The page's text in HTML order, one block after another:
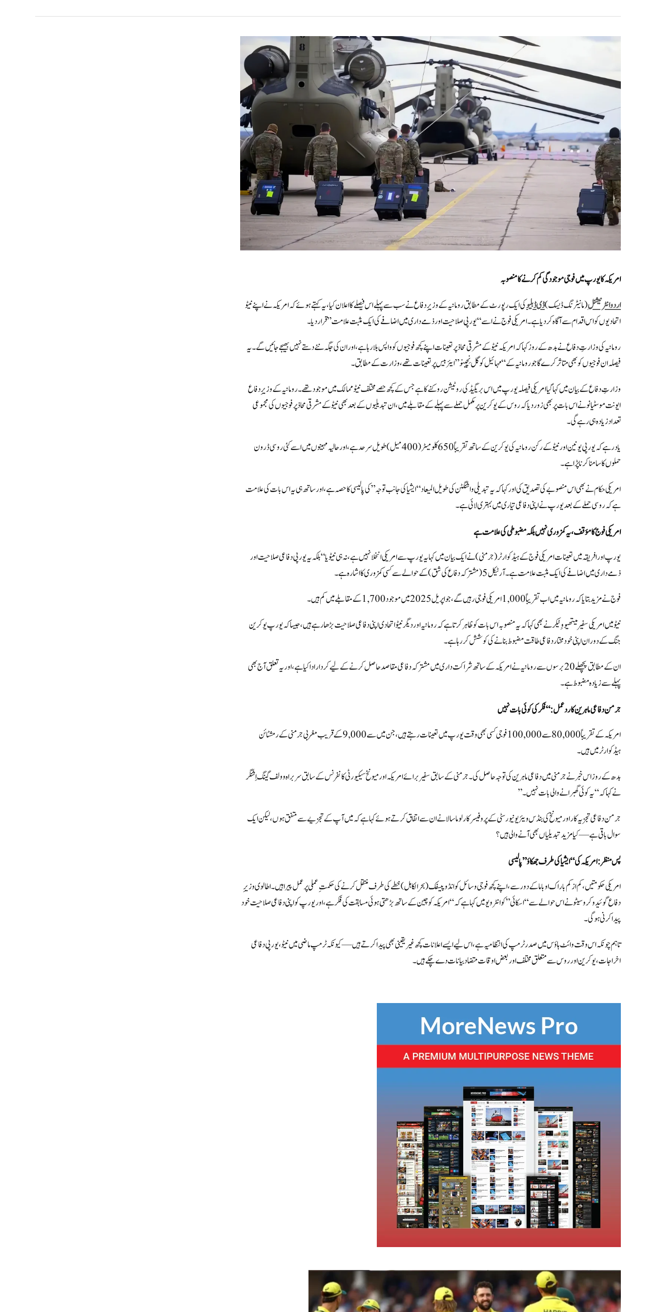
امریکہ کا یورپ میں فوجی موجودگی کم کرنے کا منصوبہ
اردو انٹرنیشنل(مانیٹرنگ ڈیسک)ڈی ڈبلیوکی ایک رپورٹ کے مطابق رومانیہ کے وزیرِ دفاع نے سب سے پہلے اس فیصلے کا اعلان کیا، یہ کہتے ہوئے کہ امریکہ نے اپنے نیٹو
اتحادیوں کو اس اقدام سے آگاہ کر دیا ہے۔ امریکی فوج نے اسے “یورپی صلاحیت اور ذمے داری میں اضافے کی ایک مثبت علامت” قرار دیا۔
رومانیہ کی وزارتِ دفاع نے بدھ کے روز کہا کہ امریکہ نیٹو کے مشرقی محاذ پر تعینات اپنے کچھ فوجیوں کو واپس بلا رہا ہے، اور ان کی جگہ نئے دستے نہیں بھیجے جائیں گے۔یہ
فیصلہ ان فوجیوں کو بھی متاثر کرے گا جو رومانیہ کے “مہائیل کوگل نِچینو” ایئربیس پر تعینات تھے، وزارت کے مطابق۔
وزارتِ دفاع کے بیان میں کہا گیاامریکی فیصلہ یورپ میں اس بریگیڈ کی روٹیشن روکنے کا ہے جس کے کچھ حصے مختلف نیٹو ممالک میں موجود تھے۔رومانیہ کے وزیرِ دفاع
ایونت موسٹیانو نے اس بات پر بھی زور دیا کہ روس کے یوکرین پر مکمل حملے سے پہلے کے مقابلے میں،ان تبدیلیوں کے بعد بھی نیٹو کے مشرقی محاذ پر فوجیوں کی مجموعی
تعداد زیادہ ہی رہے گی۔
یاد رہے کہ یورپی یونین اور نیٹو کے رکن رومانیہ کی یوکرین کے ساتھ تقریباً 650 کلومیٹر (400 میل) طویل سرحد ہے، اور حالیہ مہینوں میں اسے کئی روسی ڈرون
حملوں کا سامنا کرنا پڑا ہے۔
امریکی حکام نے بھی اس منصوبے کی تصدیق کی اور کہا کہ یہ تبدیلی واشنگٹن کی طویل المیعاد “ایشیا کی جانب توجہ” کی پالیسی کا حصہ ہے، اور ساتھ ہی یہ اس بات کی علامت
ہے کہ روسی حملے کے بعد یورپ نے اپنی دفاعی تیاری میں بہتری لائی ہے۔
امریکی فوج کا مؤقف،یہ کمزوری نہیں بلکہ مضبوطی کی علامت ہے
یورپ اور افریقہ میں تعینات امریکی فوج کے ہیڈکوارٹر (جرمنی) نے ایک بیان میں کہایہ یورپ سے امریکی انخلا نہیں ہے، نہ ہی نیٹو یا “بلکہ یہ یورپی دفاعی صلاحیت اور
ذمے داری میں اضافے کی ایک مثبت علامت ہے۔آرٹیکل 5 (مشترکہ دفاع کی شق) کے حوالے سے کسی کمزوری کا اشارہ ہے۔
فوج نے مزید بتایا کہ رومانیہ میں اب تقریباً 1,000 امریکی فوجی رہیں گے، جو اپریل 2025 میں موجود 1,700 کے مقابلے میں کم ہیں۔
نیٹو میں امریکی سفیر میتھیو وِٹیکر نے بھی کہا کہ یہ منصوبہ اس بات کو ظاہر کرتا ہے کہ رومانیہ اور دیگر نیٹو اتحادی اپنی دفاعی صلاحیت بڑھا رہے ہیں، جیسا کہ یورپ یوکرین
جنگ کے دوران اپنی خود مختار دفاعی طاقت مضبوط بنانے کی کوشش کر رہا ہے۔
ان کے مطابق
پچھلے 20 برسوں سے رومانیہ نے امریکہ کے ساتھ شراکت داری میں مشترکہ دفاعی مقاصد حاصل کرنے کے لیے کردار ادا کیا ہے، اور یہ تعلق آج بھی
پہلے سے زیادہ مضبوط ہے۔
جرمن دفاعی ماہرین کا ردعمل: “فکر کی کوئی بات نہیں
امریکہ کے تقریباً 80,000 سے 100,000 فوجی کسی بھی وقت یورپ میں تعینات رہتے ہیں، جن میں سے 9,000 کے قریب مغربی جرمنی کے رمشٹائن
ہیڈکوارٹر میں ہیں۔
بدھ کے روز اس خبر نے جرمنی میں دفاعی ماہرین کی توجہ حاصل کی۔جرمنی کے سابق سفیر برائے امریکہ اور میونخ سیکیورٹی کانفرنس کے سابق سربراہ وولف گینگ اِشنگر
نے کہا کہ “یہ کوئی گھبرانے والی بات نہیں۔”
جرمن دفاعی تجزیہ کار اور میونخ کی بنڈس ویئر یونیورسٹی کے پروفیسر کارلو ماسالا نے ان سے اتفاق کرتے ہوئے کہا ہے کہمیں آپ کے تجزیے سے متفق ہوں، لیکن ایک
سوال باقی ہے — کیا مزید تبدیلیاں بھی آنے والی ہیں؟
پس منظر: امریکہ کی “ایشیا کی طرف جھکاؤ” پالیسی
امریکی حکومتیں، کم از کم باراک اوباما کے دور سے، اپنے کچھ فوجی وسائل کو انڈو پیسفک (بحرالکاہل) خطے کی طرف منتقل کرنے کی حکمتِ عملی پر عمل پیرا ہیں۔اطالوی وزیرِ
دفاع گوئیدو کروسیٹو نے اس حوالے سے “اسکائی” کو انٹرویو میں کہا ہے کہ“امریکہ کو چین کے ساتھ بڑھتی ہوئی مسابقت کی فکر ہے، اور یورپ کو اپنی دفاعی صلاحیت خود
پیدا کرنی ہوگی۔
تاہم چونکہ اس وقت وائٹ ہاؤس میں صدر ٹرمپ کی انتظامیہ ہے، اس لیے ایسے اعلانات کچھ غیر یقینی بھی پیدا کرتے ہیں — کیونکہ ٹرمپ ماضی میں نیٹو، یورپی دفاعی
اخراجات، یوکرین اور روس سے متعلق مختلف اور بعض اوقات متضاد بیانات دے چکے ہیں۔